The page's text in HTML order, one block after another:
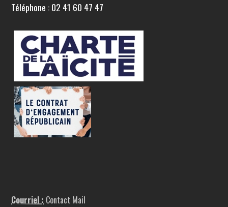
Téléphone : 02 41 60 47 47
Courriel : Contact Mail